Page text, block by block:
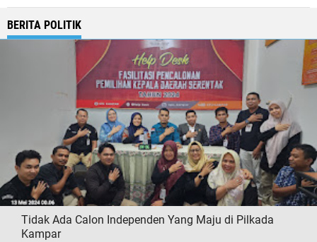
BERITA POLITIK
Tidak Ada Calon Independen Yang Maju di Pilkada
Kampar